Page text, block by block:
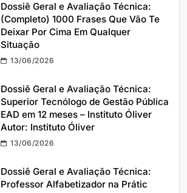
Dossiê Geral e Avaliação Técnica:
(Completo) 1000 Frases Que Vão Te
Deixar Por Cima Em Qualquer
Situação
13/06/2026
Dossiê Geral e Avaliação Técnica:
Superior Tecnólogo de Gestão Pública
EAD em 12 meses – Instituto Óliver
Autor: Instituto Óliver
13/06/2026
Dossiê Geral e Avaliação Técnica:
Professor Alfabetizador na Prátic